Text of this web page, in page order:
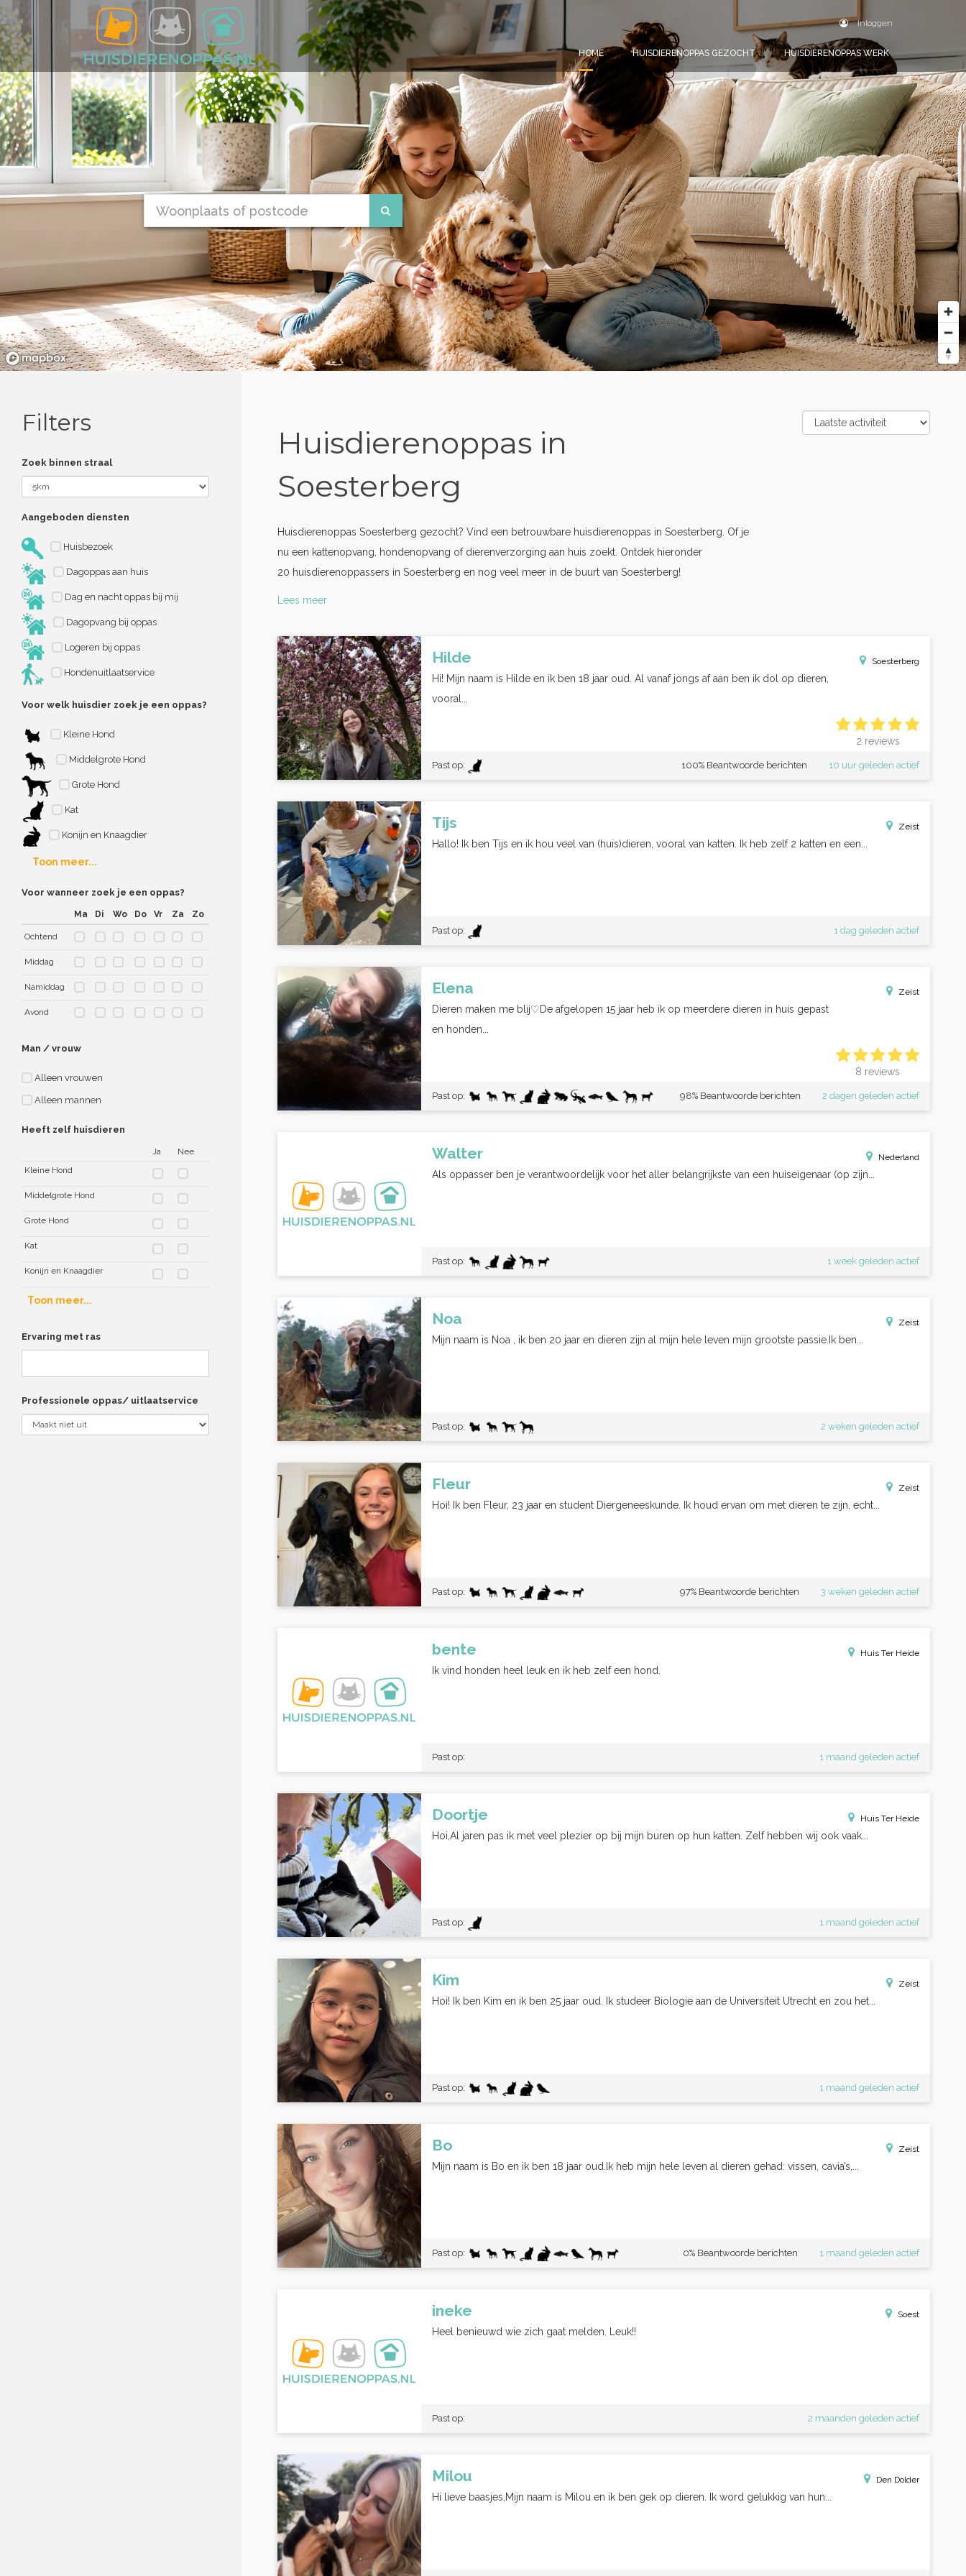
Inloggen
HOME HUISDIERENOPPAS GEZOCHT HUISDIERENOPPAS WERK
Filters
Zoek binnen straal
Aangeboden diensten
Huisbezoek
Dagoppas aan huis
Dag en nacht oppas bij mij
Dagopvang bij oppas
Logeren bij oppas
Hondenuitlaatservice
Voor welk huisdier zoek je een oppas?
Kleine Hond
Middelgrote Hond
Grote Hond
Kat
Konijn en Knaagdier
Toon meer...
Voor wanneer zoek je een oppas?
Ma Di Wo Do Vr Za Zo
Ochtend
Middag
Namiddag
Avond
Man / vrouw
Alleen vrouwen
Alleen mannen
Heeft zelf huisdieren
Ja
Nee
Kleine Hond
Middelgrote Hond
Grote Hond
Kat
Konijn en Knaagdier
Toon meer...
Ervaring met ras
Professionele oppas/ uitlaatservice
Huisdierenoppas in
Soesterberg
Huisdierenoppas Soesterberg gezocht? Vind een betrouwbare huisdierenoppas in Soesterberg. Of je
nu een kattenopvang, hondenopvang of dierenverzorging aan huis zoekt. Ontdek hieronder
20 huisdierenoppassers in Soesterberg en nog veel meer in de buurt van Soesterberg!
Lees meer
Hilde Soesterberg
2 reviews
Hi! Mijn naam is Hilde en ik ben 18 jaar oud. Al vanaf jongs af aan ben ik dol op dieren,
vooral...
Past op: 10 uur geleden actief
100% Beantwoorde berichten
Tijs Zeist
Hallo! Ik ben Tijs en ik hou veel van (huis)dieren, vooral van katten. Ik heb zelf 2 katten en een...
Past op: 1 dag geleden actief
Elena Zeist
8 reviews
Dieren maken me blij♡De afgelopen 15 jaar heb ik op meerdere dieren in huis gepast
en honden...
Past op: 2 dagen geleden actief
98% Beantwoorde berichten
Walter Nederland
Als oppasser ben je verantwoordelijk voor het aller belangrijkste van een huiseigenaar (op zijn...
Past op: 1 week geleden actief
Noa Zeist
Mijn naam is Noa , ik ben 20 jaar en dieren zijn al mijn hele leven mijn grootste passie.Ik ben...
Past op: 2 weken geleden actief
Fleur Zeist
Hoi! Ik ben Fleur, 23 jaar en student Diergeneeskunde. Ik houd ervan om met dieren te zijn, echt...
Past op: 3 weken geleden actief
97% Beantwoorde berichten
bente Huis Ter Heide
Ik vind honden heel leuk en ik heb zelf een hond.
Past op: 1 maand geleden actief
Doortje Huis Ter Heide
Hoi,Al jaren pas ik met veel plezier op bij mijn buren op hun katten. Zelf hebben wij ook vaak...
Past op: 1 maand geleden actief
Kim Zeist
Hoi! Ik ben Kim en ik ben 25 jaar oud. Ik studeer Biologie aan de Universiteit Utrecht en zou het...
Past op: 1 maand geleden actief
Bo Zeist
Mijn naam is Bo en ik ben 18 jaar oud.Ik heb mijn hele leven al dieren gehad: vissen, cavia’s,...
Past op: 1 maand geleden actief
0% Beantwoorde berichten
ineke Soest
Heel benieuwd wie zich gaat melden. Leuk!!
Past op: 2 maanden geleden actief
Milou Den Dolder
Hi lieve baasjes,Mijn naam is Milou en ik ben gek op dieren. Ik word gelukkig van hun...